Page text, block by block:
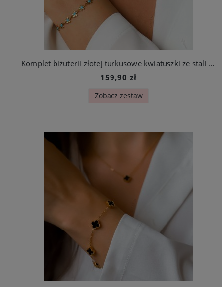
Komplet biżuterii złotej turkusowe kwiatuszki ze stali szlachetnej
159,90 zł
Zobacz zestaw